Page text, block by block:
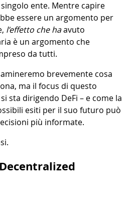
ente. Mentre capire
essere un argomento per
l’effetto che haavuto
è un argomento che
da tutti.
brevemente cosa
ma il focus di questo
sta dirigendo DeFi – e come la
esiti per il suo futuro può
più informate.